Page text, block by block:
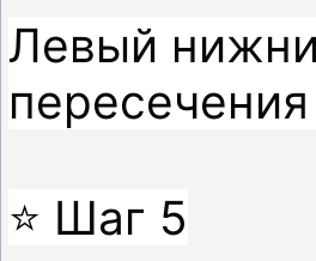
Левый
⭐ Шаг 5